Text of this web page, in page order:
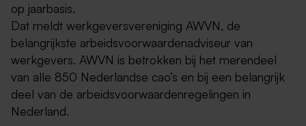
op jaarbasis.
Dat meldt werkgeversvereniging AWVN, de
belangrijkste arbeidsvoorwaarden­adviseur van
werkgevers. AWVN is betrokken bij het merendeel
van alle 850 Nederlandse cao’s en bij een belangrijk
deel van de arbeidsvoorwaardenregelingen in
Nederland.